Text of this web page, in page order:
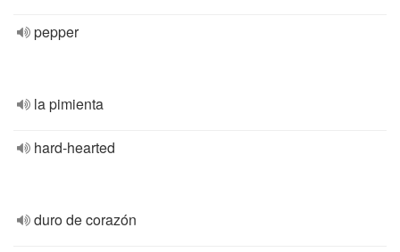
pepper
la pimienta
hard-hearted
duro de corazón